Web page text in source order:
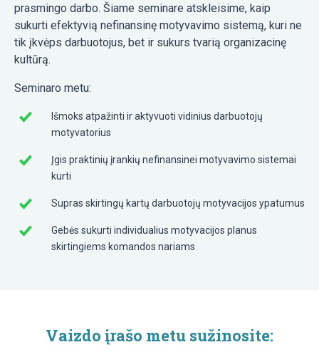
prasmingo darbo. Šiame seminare atskleisime, kaip
sukurti efektyvią nefinansinę motyvavimo sistemą, kuri ne
tik įkvėps darbuotojus, bet ir sukurs tvarią organizacinę
kultūrą.
Seminaro metu:
Išmoks atpažinti ir aktyvuoti vidinius darbuotojų
motyvatorius
Įgis praktinių įrankių nefinansinei motyvavimo sistemai
kurti
Supras skirtingų kartų darbuotojų motyvacijos ypatumus
Gebės sukurti individualius motyvacijos planus
skirtingiems komandos nariams
Vaizdo įrašo metu sužinosite: